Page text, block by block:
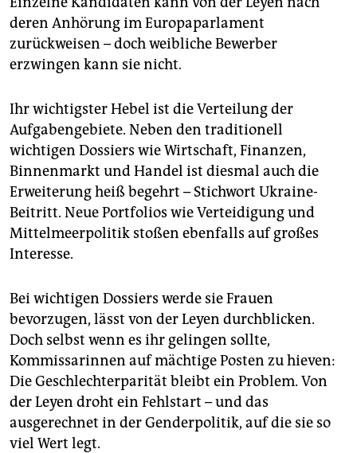
deren Anhörung im Europaparlament
zurückweisen – doch weibliche Bewerber
erzwingen kann sie nicht.
Ihr wichtigster Hebel ist die Verteilung der
Aufgabengebiete. Neben den traditionell
wichtigen Dossiers wie Wirtschaft, Finanzen,
Binnenmarkt und Handel ist diesmal auch die
Erweiterung heiß begehrt – Stichwort Ukraine-
Beitritt. Neue Portfolios wie Verteidigung und
Mittelmeerpolitik stoßen ebenfalls auf großes
Interesse.
Bei wichtigen Dossiers werde sie Frauen
bevorzugen, lässt von der Leyen durchblicken.
Doch selbst wenn es ihr gelingen sollte,
Kommissarinnen auf mächtige Posten zu hieven:
Die Geschlechterparität bleibt ein Problem. Von
der Leyen droht ein Fehlstart – und das
ausgerechnet in der Genderpolitik, auf die sie so
viel Wert legt.